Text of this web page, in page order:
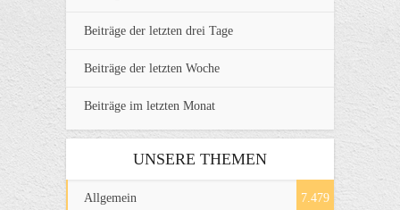
Beiträge der letzten drei Tage
Beiträge der letzten Woche
Beiträge im letzten Monat
UNSERE THEMEN
Allgemein 7.479